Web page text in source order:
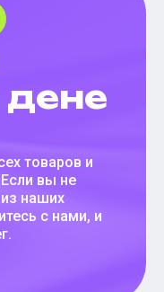
товаров и
вы не
наших
с нами, и